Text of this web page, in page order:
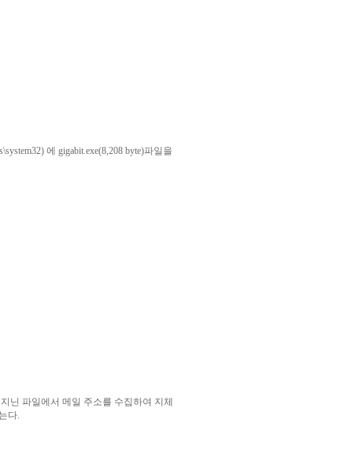
에 gigabit.exe(8,208 byte)파일을
닌 파일에서 메일 주소를 수집하여 지체
다.